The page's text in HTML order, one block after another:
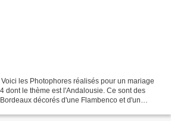
les Photophores réalisés pour un mariage
dont le thème est l'Andalousie. Ce sont des
décorés d'une Flambenco et d'un